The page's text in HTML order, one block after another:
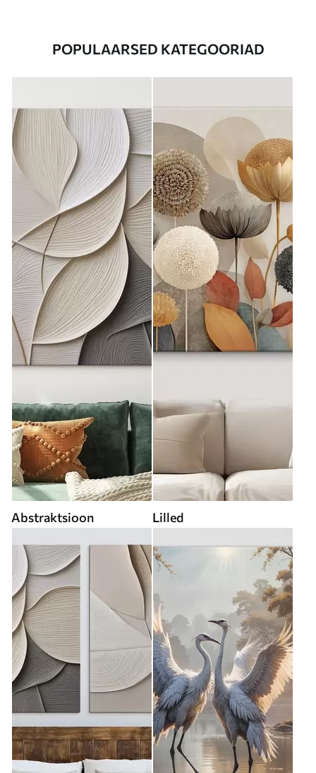
POPULAARSED KATEGOORIAD
Abstraktsioon Lilled